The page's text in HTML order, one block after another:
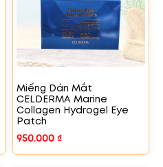
Miếng Dán Mắt
CELDERMA Marine
Collagen Hydrogel Eye
Patch
950.000 ₫